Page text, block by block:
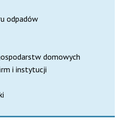
odpadów
domowych
i instytucji